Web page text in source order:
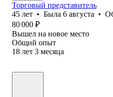
Торговый представитель
45 лет • Была 6 августа •
80 000 ₽
Вышел на новое место
Общий опыт
18 лет 3 месяца